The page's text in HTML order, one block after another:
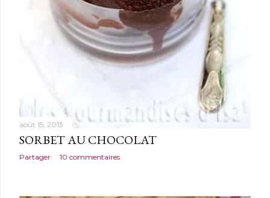
août 15, 2013
SORBET AU CHOCOLAT
Partager 10 commentaires